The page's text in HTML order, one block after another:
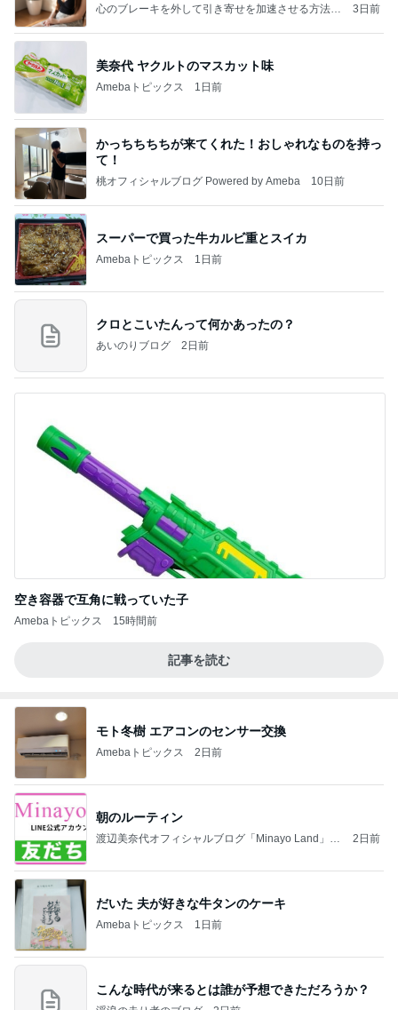
心のブレーキを外して引き寄せを加速させる方法：
3日前
美奈代 ヤクルトのマスカット味
Amebaトピックス 1日前
かっちちちちが来てくれた！おしゃれなものを持っ
て！
桃オフィシャルブログ Powered by Ameba 10日前
スーパーで買った牛カルビ重とスイカ
Amebaトピックス 1日前
クロとこいたんって何かあったの？
あいのりブログ 2日前
空き容器で互角に戦っていた子
Amebaトピックス 15時間前
記事を読む
モト冬樹 エアコンのセンサー交換
Amebaトピックス 2日前
朝のルーティン
渡辺美奈代オフィシャルブログ「Minayo Land」P
2日前
だいた 夫が好きな牛タンのケーキ
Amebaトピックス 1日前
こんな時代が来るとは誰が予想できただろうか？